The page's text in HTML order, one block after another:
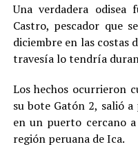
Una verdadera
Castro, pescador que
diciembre en las costas
travesía lo tendría
Los hechos ocurrieron
su bote Gatón 2, salió
en un puerto cercano
región peruana de Ica.